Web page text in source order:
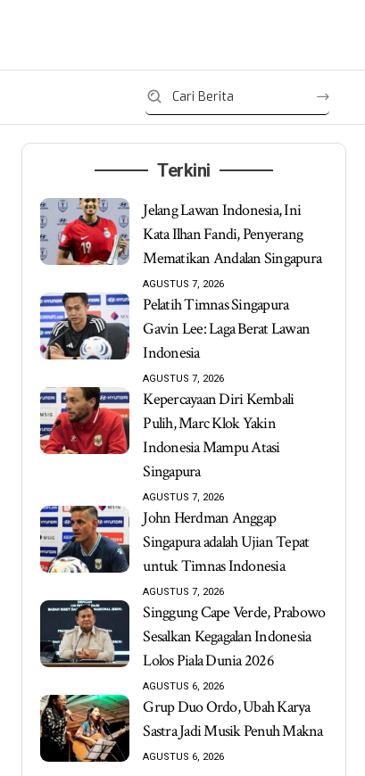
Terkini
Jelang Lawan Indonesia, Ini
Kata Ilhan Fandi, Penyerang
Mematikan Andalan Singapura
AGUSTUS 7, 2026
Pelatih Timnas Singapura
Gavin Lee: Laga Berat Lawan
Indonesia
AGUSTUS 7, 2026
Kepercayaan Diri Kembali
Pulih, Marc Klok Yakin
Indonesia Mampu Atasi
Singapura
AGUSTUS 7, 2026
John Herdman Anggap
Singapura adalah Ujian Tepat
untuk Timnas Indonesia
AGUSTUS 7, 2026
Singgung Cape Verde, Prabowo
Sesalkan Kegagalan Indonesia
Lolos Piala Dunia 2026
AGUSTUS 6, 2026
Grup Duo Ordo, Ubah Karya
Sastra Jadi Musik Penuh Makna
AGUSTUS 6, 2026